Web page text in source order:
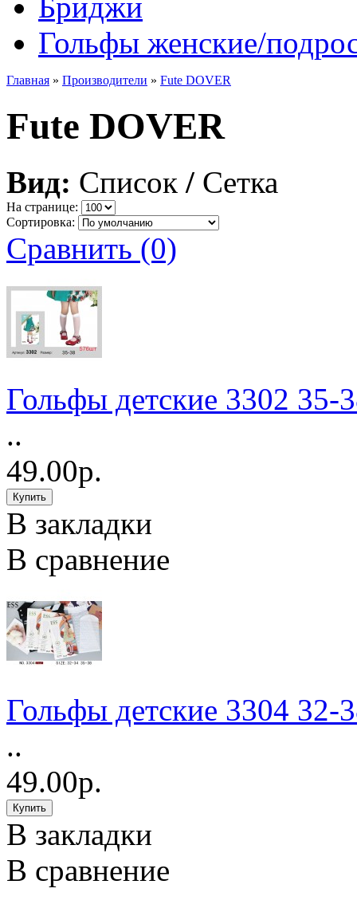
Гольфы женские/
Главная » Производители » Fute DOVER
Fute DOVER
Вид: Список / Сетка
На странице:
Сортировка:
Сравнить (0)
Гольфы детские 3302 35-
..
49.00р.
В закладки
В сравнение
Гольфы детские 3304 32-
..
49.00р.
В закладки
В сравнение